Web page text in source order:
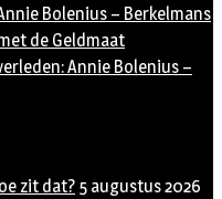
Bolenius – Berkelmans
de Geldmaat
Annie Bolenius –
zit dat? 5 augustus 2026